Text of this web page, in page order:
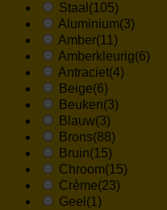
Staal (105)
Aluminium(3)
Amber(11)
Amberkleurig(6)
Antraciet(4)
Beige(6)
Beuken(3)
Blauw(3)
Brons(88)
Bruin(15)
Chroom(15)
Crème(23)
Geel (1)